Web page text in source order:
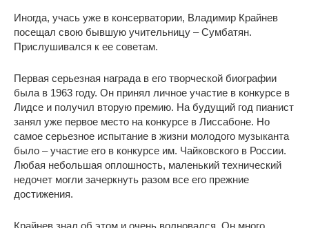
Иногда, учась уже в консерватории, Владимир Крайнев
посещал свою бывшую учительницу – Сумбатян.
Прислушивался к ее советам.
Первая серьезная награда в его творческой биографии
была в 1963 году. Он принял личное участие в конкурсе в
Лидсе и получил вторую премию. На будущий год пианист
занял уже первое место на конкурсе в Лиссабоне. Но
самое серьезное испытание в жизни молодого музыканта
было – участие его в конкурсе им. Чайковского в России.
Любая небольшая оплошность, маленький технический
недочет могли зачеркнуть разом все его прежние
достижения.